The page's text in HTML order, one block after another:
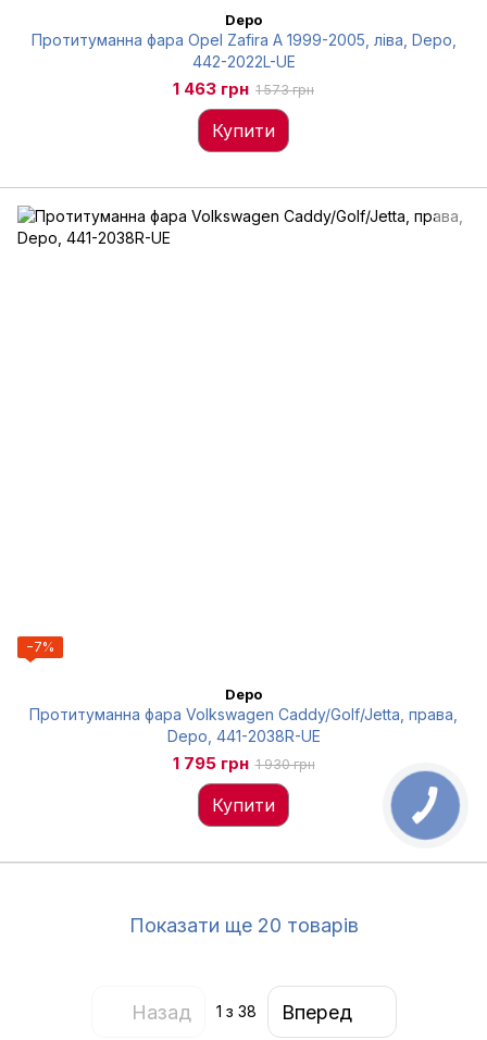
Depo
Протитуманна фара Opel Zafira A 1999-2005, ліва, Depo,
442-2022L-UE
1 463 грн 1 573 грн
Купити
−7%
Depo
Протитуманна фара Volkswagen Caddy/Golf/Jetta, права,
Depo, 441-2038R-UE
1 795 грн 1 930 грн
Купити
Показати ще 20 товарів
Назад 1 з 38 Вперед